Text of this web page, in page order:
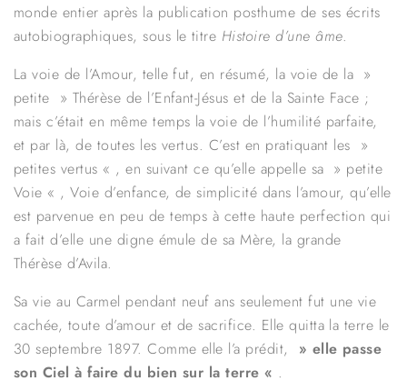
monde entier après la publication posthume de ses écrits
autobiographiques, sous le titre Histoire d’une âme.
La voie de l’Amour, telle fut, en résumé, la voie de la »
petite » Thérèse de l’Enfant-Jésus et de la Sainte Face ;
mais c’était en même temps la voie de l’humilité parfaite,
et par là, de toutes les vertus. C’est en pratiquant les »
petites vertus « , en suivant ce qu’elle appelle sa » petite
Voie « , Voie d’enfance, de simplicité dans l’amour, qu’elle
est parvenue en peu de temps à cette haute perfection qui
a fait d’elle une digne émule de sa Mère, la grande
Thérèse d’Avila.
Sa vie au Carmel pendant neuf ans seulement fut une vie
cachée, toute d’amour et de sacrifice. Elle quitta la terre le
30 septembre 1897. Comme elle l’a prédit,
» elle passe
son Ciel à faire du bien sur la terre « .